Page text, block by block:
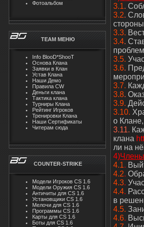
Фотоальбом
TEAM MЕНЮ
Info BlooD*ShooT
Основа Клана
Заявки в Клан
Устав Клана
Наши Демо
Правила CW
Деньги клана
Тактика клана
Турниры Клана
Рейтинг Игроков
Тренировки Клана
Наши Сертификаты
Читерам сюда
COUNTER-STRIKE
Модели Игроков CS 1.6
Модели Оружия CS 1.6
Античиты для CS 1.6
Установщики CS 1.6
Мелочи для CS 1.6
Программы CS 1.6
Карты для CS 1.6
Боты для CS 1.6
3.1.
3.2.
стороны
3.3.
3.4.
3.5.
3.6.
3.7.
3.8.
3.9.
3.10.
о
3.11.
клана
ли на
4)
4.1.
4.2.
4.3.
4.4.
в
4.5.
4.6.